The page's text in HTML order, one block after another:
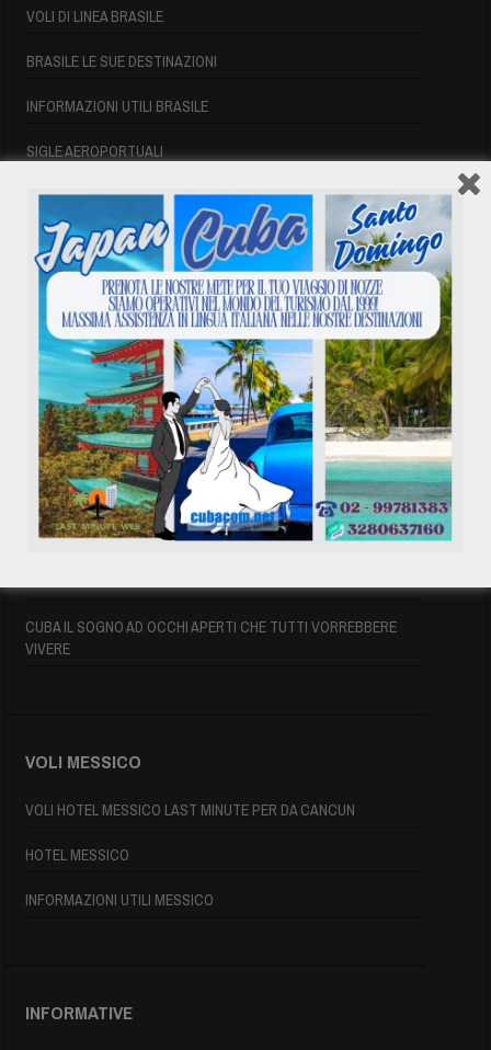
VOLI DI LINEA BRASILE
BRASILE LE SUE DESTINAZIONI
INFORMAZIONI UTILI BRASILE
SIGLE AEROPORTUALI
VOLI CUBA
VOLI CUBA
VOLI CUBA LAST MINUTE
VOLI DI LINEA CUBA
AFFITTO CASE A PLAYA DEL ESTE
ASSICURAZIONE E VISTO CUBA
INFORMAZIONI UTILI
CUBA IL SOGNO AD OCCHI APERTI CHE TUTTI VORREBBERE
VIVERE
VOLI MESSICO
VOLI HOTEL MESSICO LAST MINUTE PER DA CANCUN
HOTEL MESSICO
INFORMAZIONI UTILI MESSICO
INFORMATIVE